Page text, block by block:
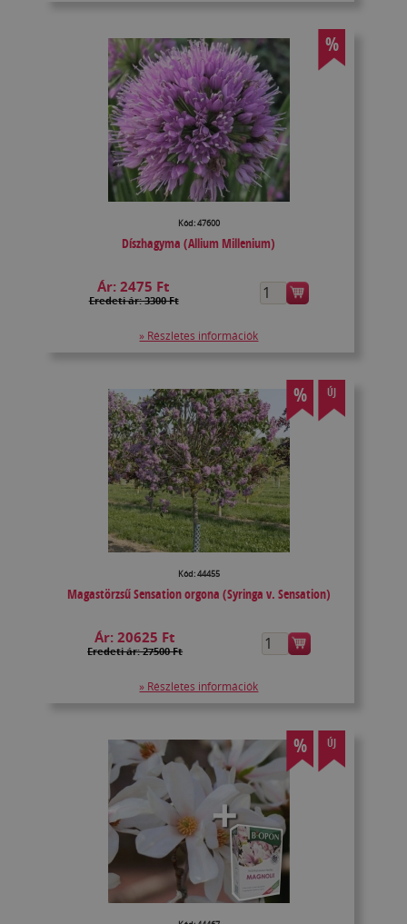
%
Kód: 47600
Díszhagyma (Allium Millenium)
Ár:2475 Ft
Eredeti ár: 3300 Ft
» Részletes információk
% ÚJ
Kód: 44455
Magastörzsű Sensation orgona (Syringa v. Sensation)
Ár:20625 Ft
Eredeti ár: 27500 Ft
» Részletes információk
% ÚJ